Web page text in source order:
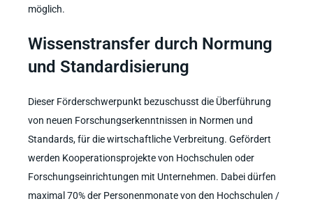
möglich.
Wissenstransfer durch Normung
und Standardisierung
Dieser Förderschwerpunkt bezuschusst die Überführung
von neuen Forschungserkenntnissen in Normen und
Standards, für die wirtschaftliche Verbreitung. Gefördert
werden Kooperationsprojekte von Hochschulen oder
Forschungseinrichtungen mit Unternehmen. Dabei dürfen
maximal 70% der Personenmonate von den Hochschulen /